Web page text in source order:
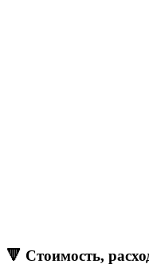
🔻 Стоимость,